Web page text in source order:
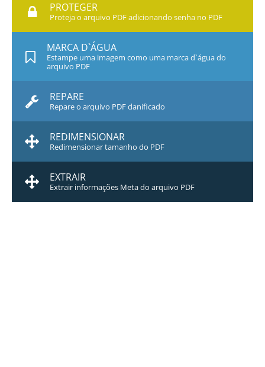
PROTEGER
Proteja o arquivo PDF adicionando senha no PDF
MARCA D`ÁGUA
Estampe uma imagem como uma marca d`água do
arquivo PDF
REPARE
Repare o arquivo PDF danificado
REDIMENSIONAR
Redimensionar tamanho do PDF
EXTRAIR
Extrair informações Meta do arquivo PDF